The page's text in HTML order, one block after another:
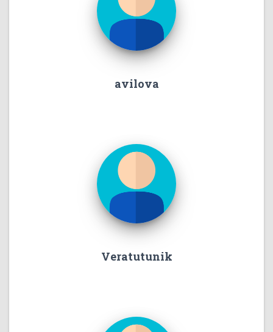
avilova
Veratutunik